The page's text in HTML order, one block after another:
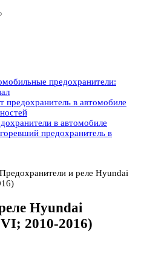
предохранители:
предохранитель в автомобиле
в автомобиле
предохранитель в
Предохранители и реле Hyundai
Hyundai
2010-2016)